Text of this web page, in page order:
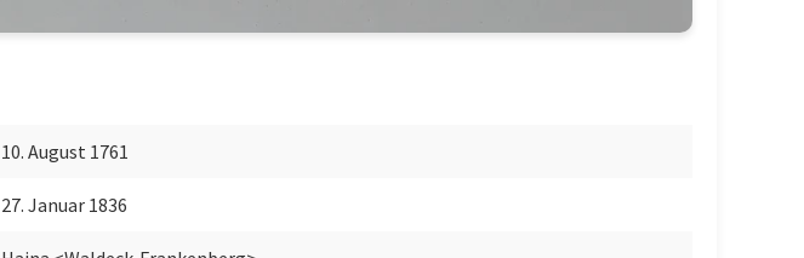
10. August 1761
27. Januar 1836